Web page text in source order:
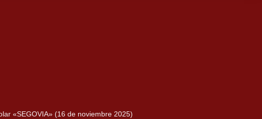
«SEGOVIA» (16 de noviembre 2025)